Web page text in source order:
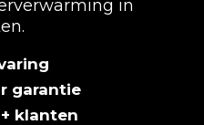
in
garantie
klanten